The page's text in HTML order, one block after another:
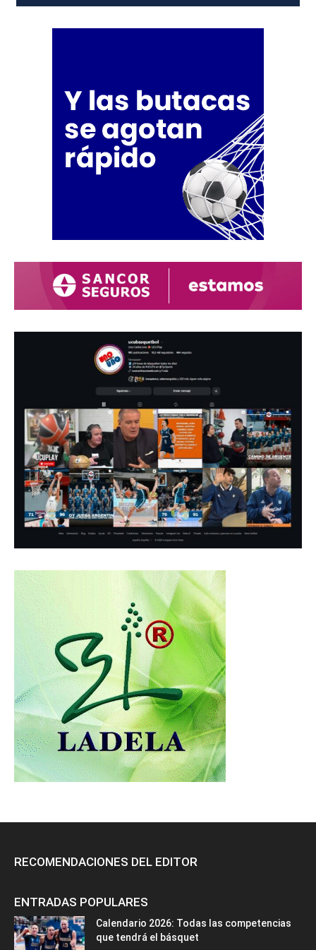
RECOMENDACIONES DEL EDITOR
ENTRADAS POPULARES
Calendario 2026: Todas las competencias
que tendrá el básquet